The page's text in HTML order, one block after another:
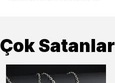
Çok Satanlar